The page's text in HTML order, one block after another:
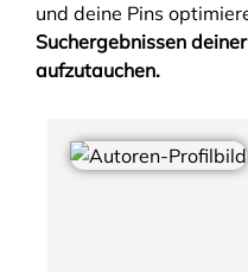
und deine Pins
Suchergebnissen
aufzutauchen.